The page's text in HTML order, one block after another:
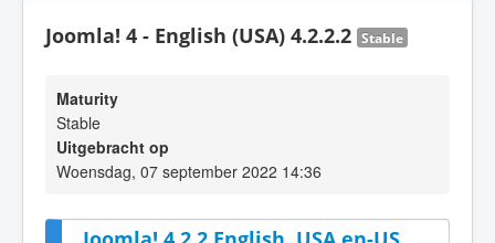
Joomla! 4 - English (USA) 4.2.2.2 Stable
Maturity
Stable
Uitgebracht op
Woensdag, 07 september 2022 14:36